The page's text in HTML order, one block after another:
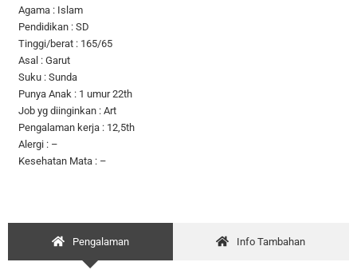
Agama : Islam
Pendidikan : SD
Tinggi/berat : 165/65
Asal : Garut
Suku : Sunda
Punya Anak : 1 umur 22th
Job yg diinginkan : Art
Pengalaman kerja : 12,5th
Alergi : –
Kesehatan Mata : –
Pengalaman Info Tambahan